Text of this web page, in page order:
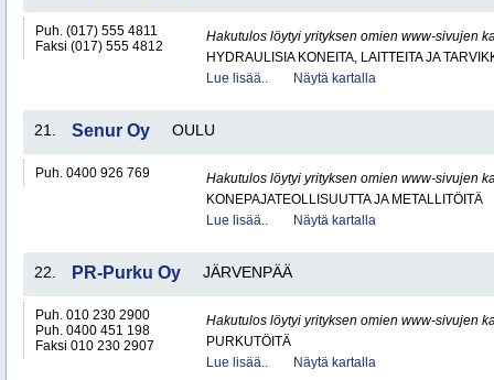
Puh. (017) 555 4811
Faksi (017) 555 4812
Hakutulos löytyi yrityksen omien www-sivujen
HYDRAULISIA KONEITA, LAITTEITA JA
Lue lisää..
Näytä kartalla
21. Senur Oy OULU
Puh. 0400 926 769
Hakutulos löytyi yrityksen omien www-sivujen
KONEPAJATEOLLISUUTTA JA METALLITÖITÄ
Lue lisää..
Näytä kartalla
22. PR-Purku Oy JÄRVENPÄÄ
Puh. 010 230 2900
Puh. 0400 451 198
Faksi 010 230 2907
Hakutulos löytyi yrityksen omien www-sivujen
PURKUTÖITÄ
Lue lisää..
Näytä kartalla